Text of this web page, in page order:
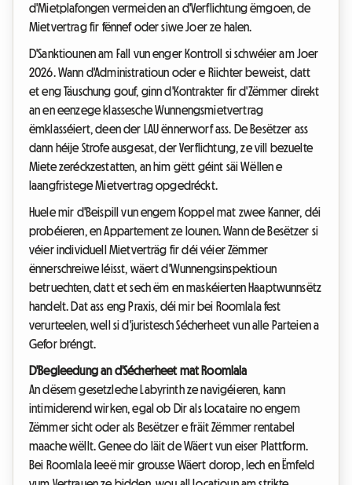
d'Mietplafongen vermeiden an d'Verflichtung ëmgoen, de
Mietvertrag fir fënnef oder siwe Joer ze halen.
D'Sanktiounen am Fall vun enger Kontroll si schwéier am Joer
2026. Wann d'Administratioun oder e Riichter beweist, datt
et eng Täuschung gouf, ginn d'Kontrakter fir d'Zëmmer direkt
an en eenzege klassesche Wunnengsmietvertrag
ëmklasséiert, deen der LAU ënnerworf ass. De Besëtzer ass
dann héije Strofe ausgesat, der Verflichtung, ze vill bezuelte
Miete zeréckzestatten, an him gëtt géint säi Wëllen e
laangfristege Mietvertrag opgedréckt.
Huele mir d'Beispill vun engem Koppel mat zwee Kanner, déi
probéieren, en Appartement ze lounen. Wann de Besëtzer si
véier individuell Mietverträg fir déi véier Zëmmer
ënnerschreiwe léisst, wäert d'Wunnengsinspektioun
betruechten, datt et sech ëm en maskéierten Haaptwunnsëtz
handelt. Dat ass eng Praxis, déi mir bei Roomlala fest
verurteelen, well si d'juristesch Sécherheet vun alle Parteien a
Gefor bréngt.
D'Begleedung an d'Sécherheet mat Roomlala
An dësem gesetzleche Labyrinth ze navigéieren, kann
intimiderend wirken, egal ob Dir als Locataire no engem
Zëmmer sicht oder als Besëtzer e fräit Zëmmer rentabel
maache wëllt. Genee do läit de Wäert vun eiser Plattform.
Bei Roomlala leeë mir grousse Wäert dorop, Iech en Ëmfeld